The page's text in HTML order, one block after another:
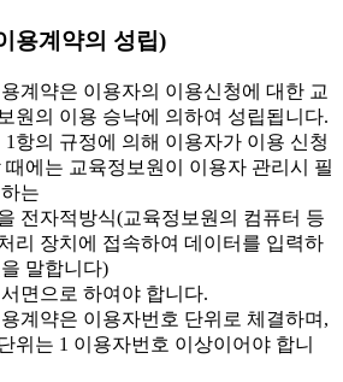
용계약의 성립)
계약은 이용자의 이용신청에 대한 교
원의 이용 승낙에 의하여 성립됩니다.
항의 규정에 의해 이용자가 이용 신청
때에는 교육정보원이 이용자 관리시 필
는
전자적방식(교육정보원의 컴퓨터 등
리 장치에 접속하여 데이터를 입력하
말합니다)
면으로 하여야 합니다.
계약은 이용자번호 단위로 체결하며,
위는 1 이용자번호 이상이어야 합니